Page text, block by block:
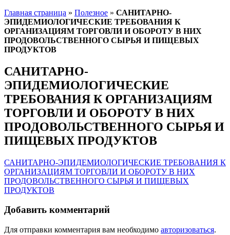
Главная страница » Полезное » САНИТАРНО-
ЭПИДЕМИОЛОГИЧЕСКИЕ ТРЕБОВАНИЯ К
ОРГАНИЗАЦИЯМ ТОРГОВЛИ И ОБОРОТУ В НИХ
ПРОДОВОЛЬСТВЕННОГО СЫРЬЯ И ПИЩЕВЫХ
ПРОДУКТОВ
САНИТАРНО-
ЭПИДЕМИОЛОГИЧЕСКИЕ
ТРЕБОВАНИЯ К ОРГАНИЗАЦИЯМ
ТОРГОВЛИ И ОБОРОТУ В НИХ
ПРОДОВОЛЬСТВЕННОГО СЫРЬЯ И
ПИЩЕВЫХ ПРОДУКТОВ
САНИТАРНО-ЭПИДЕМИОЛОГИЧЕСКИЕ ТРЕБОВАНИЯ К
ОРГАНИЗАЦИЯМ ТОРГОВЛИ И ОБОРОТУ В НИХ
ПРОДОВОЛЬСТВЕННОГО СЫРЬЯ И ПИЩЕВЫХ
ПРОДУКТОВ
Добавить комментарий
Для отправки комментария вам необходимо авторизоваться.